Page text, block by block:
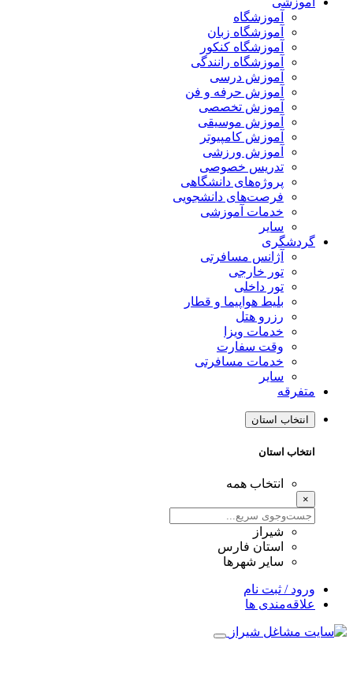
آموزشگاه
آموزشگاه زبان
آموزشگاه کنکور
آموزشگاه رانندگی
آموزش درسی
آموزش حرفه و فن
آموزش تخصصی
آموزش موسیقی
آموزش کامپیوتر
آموزش ورزشی
تدریس خصوصی
پروژه‌های دانشگاهی
فرصت‌های دانشجویی
خدمات آموزشی
سایر
گردشگری
آژانس مسافرتی
تور خارجی
تور داخلی
بلیط هواپیما و قطار
رزرو هتل
خدمات ویزا
وقت سفارت
خدمات مسافرتی
سایر
متفرقه
انتخاب استان
انتخاب استان
انتخاب همه
×
شیراز
استان فارس
سایر شهرها
ورود / ثبت نام
علاقه‌مندی ها